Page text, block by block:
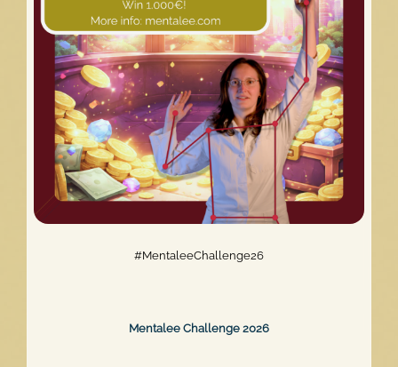
Relaunch
#MentaleeChallenge26
Mentalee Challenge 2026